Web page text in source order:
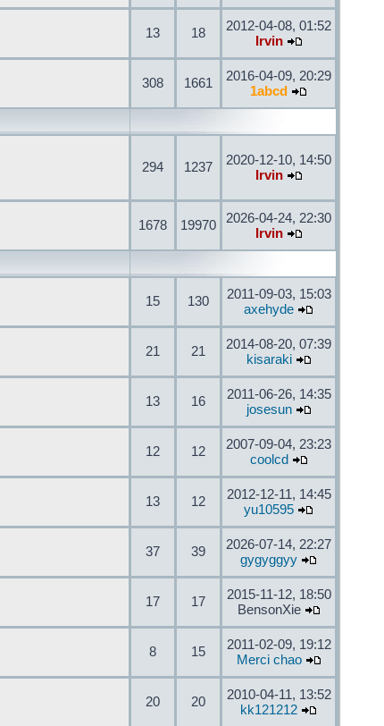
13 18
2012-04-08, 01:52
Irvin
308 1661
2016-04-09, 20:29
1abcd
294 1237
2020-12-10, 14:50
Irvin
1678 19970
2026-04-24, 22:30
Irvin
15 130
2011-09-03, 15:03
axehyde
21 21
2014-08-20, 07:39
kisaraki
13 16
2011-06-26, 14:35
josesun
12 12
2007-09-04, 23:23
coolcd
13 12
2012-12-11, 14:45
yu10595
37 39
2026-07-14, 22:27
gygyggyy
17 17
2015-11-12, 18:50
BensonXie
8 15
2011-02-09, 19:12
Merci chao
20 20
2010-04-11, 13:52
kk121212